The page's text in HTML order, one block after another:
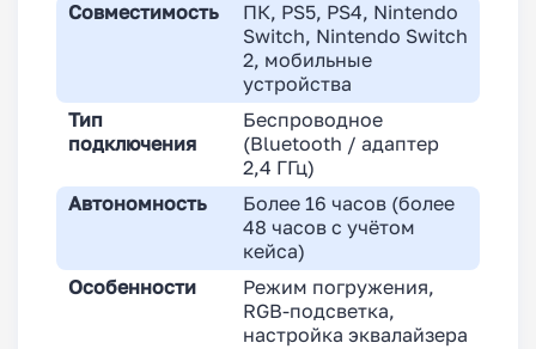
Совместимость
ПК, PS5, PS4, Nintendo
Switch, Nintendo Switch
2, мобильные
устройства
Тип
подключения
Беспроводное
(Bluetooth / адаптер
2,4 ГГц)
Автономность
Более 16 часов (более
48 часов с учётом
кейса)
Особенности
Режим погружения,
RGB-подсветка,
настройка эквалайзера